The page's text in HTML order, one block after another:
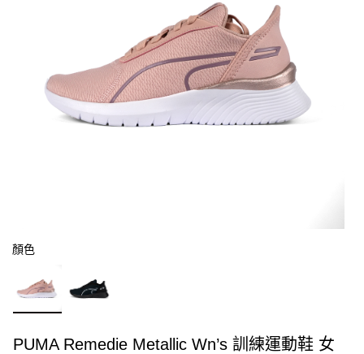
顏色
PUMA Remedie Metallic Wn’s 訓練運動鞋 女